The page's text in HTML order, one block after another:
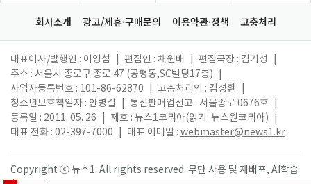
회사소개 광고/제휴·구매문의 이용약관·정책 고충처리
대표이사/발행인 : 이영섭 편집인 : 채원배 편집국장 : 김기성
주소 : 서울시 종로구 종로 47 (공평동,SC빌딩17층)
사업자등록번호 : 101-86-62870
고충처리인 : 김성환
청소년보호책임자 : 안병길
통신판매업신고 : 서울종로 0676호
등록일 : 2011. 05. 26
제호 : 뉴스1코리아(읽기: 뉴스원코리아)
대표 전화 : 02-397-7000
대표 이메일 : webmaster@news1.kr
Copyright ⓒ 뉴스1. All rights reserved. 무단 사용 및 재배포, AI학습